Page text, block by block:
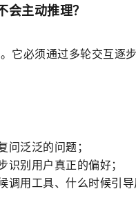
主动推理？
它必须通过多轮交互逐
泛泛的问题；
别用户真正的偏好；
调用工具、什么时候引